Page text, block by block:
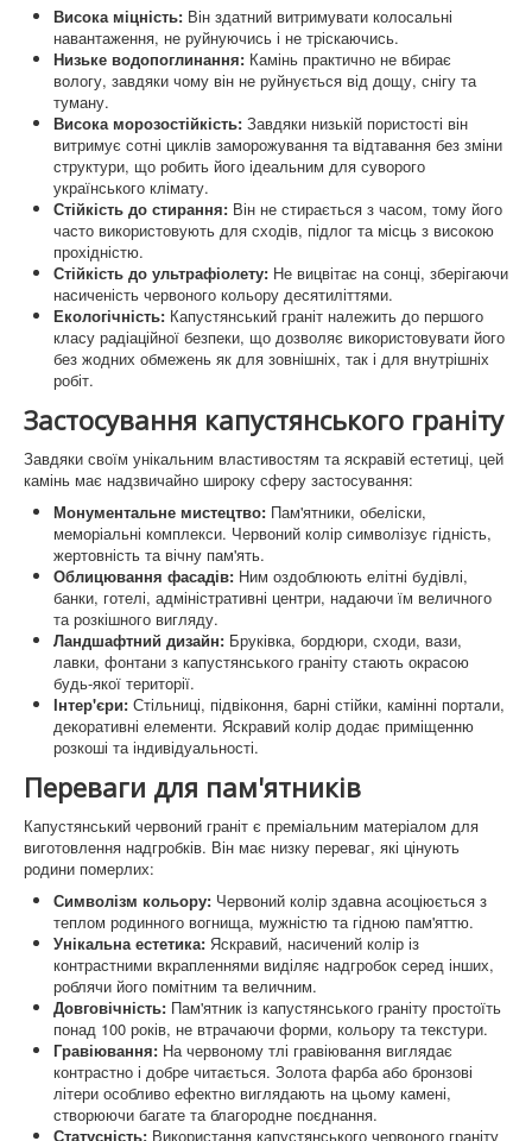
Оградки на могилу
Що таке граніт?
Граніти України
Історія Коростишева
Faq памятники і граніт
Висока міцність: Він здатний витримувати колосальні
навантаження, не руйнуючись і не тріскаючись.
Низьке водопоглинання: Камінь практично не вбирає
вологу, завдяки чому він не руйнується від дощу, снігу та
туману.
Висока морозостійкість: Завдяки низькій пористості він
витримує сотні циклів заморожування та відтавання без зміни
структури, що робить його ідеальним для суворого
українського клімату.
Стійкість до стирання: Він не стирається з часом, тому його
часто використовують для сходів, підлог та місць з високою
прохідністю.
Стійкість до ультрафіолету: Не вицвітає на сонці, зберігаючи
насиченість червоного кольору десятиліттями.
Екологічність: Капустянський граніт належить до першого
класу радіаційної безпеки, що дозволяє використовувати його
без жодних обмежень як для зовнішніх, так і для внутрішніх
робіт.
Застосування капустянського граніту
Завдяки своїм унікальним властивостям та яскравій естетиці, цей
камінь має надзвичайно широку сферу застосування:
Монументальне мистецтво: Пам'ятники, обеліски,
меморіальні комплекси. Червоний колір символізує гідність,
жертовність та вічну пам'ять.
Облицювання фасадів: Ним оздоблюють елітні будівлі,
банки, готелі, адміністративні центри, надаючи їм величного
та розкішного вигляду.
Ландшафтний дизайн: Бруківка, бордюри, сходи, вази,
лавки, фонтани з капустянського граніту стають окрасою
будь-якої території.
Інтер'єри: Стільниці, підвіконня, барні стійки, камінні портали,
декоративні елементи. Яскравий колір додає приміщенню
розкоші та індивідуальності.
Переваги для пам'ятників
Капустянський червоний граніт є преміальним матеріалом для
виготовлення надгробків. Він має низку переваг, які цінують
родини померлих:
Символізм кольору: Червоний колір здавна асоціюється з
теплом родинного вогнища, мужністю та гідною пам'яттю.
Унікальна естетика: Яскравий, насичений колір із
контрастними вкрапленнями виділяє надгробок серед інших,
роблячи його помітним та величним.
Довговічність: Пам'ятник із капустянського граніту простоїть
понад 100 років, не втрачаючи форми, кольору та текстури.
Гравіювання: На червоному тлі гравіювання виглядає
контрастно і добре читається. Золота фарба або бронзові
літери особливо ефектно виглядають на цьому камені,
створюючи багате та благородне поєднання.
Статусність: Використання капустянського червоного граніту